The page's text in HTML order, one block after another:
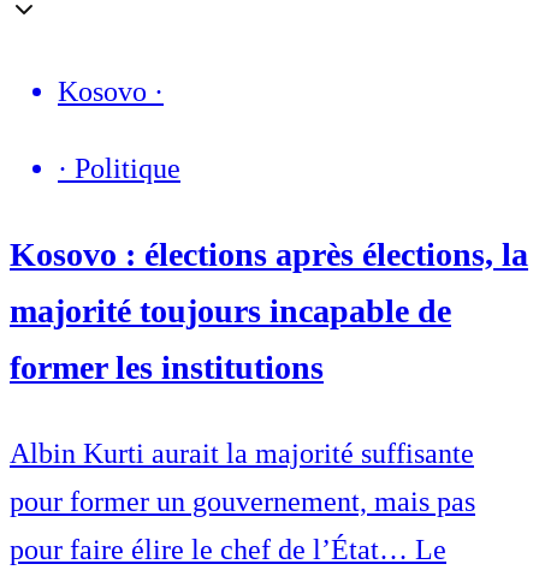
Kosovo ·
· Politique
Kosovo : élections après élections, la
majorité toujours incapable de
former les institutions
Albin Kurti aurait la majorité suffisante
pour former un gouvernement, mais pas
pour faire élire le chef de l’État… Le